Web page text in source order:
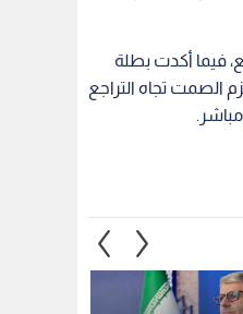
فيما أكدت بطلة
الصمت تجاه التراجع